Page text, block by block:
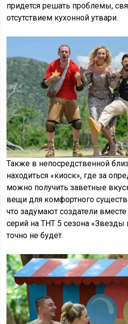
придется решать проблемы,
отсутствием кухонной утвари.
Также в непосредственной
находиться «киоск», где за
можно получить заветные
вещи для комфортного
что задумают создатели
серий на ТНТ 5 сезона
точно не будет.